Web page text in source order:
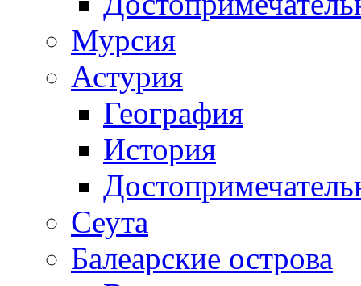
Мурсия
Астурия
География
История
Сеута
Балеарские острова